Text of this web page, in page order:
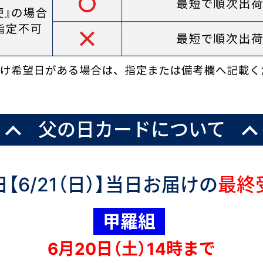
父の日カードについて
6/21（日）】当日お届けの最終
甲羅組
6月20日（土）14時まで